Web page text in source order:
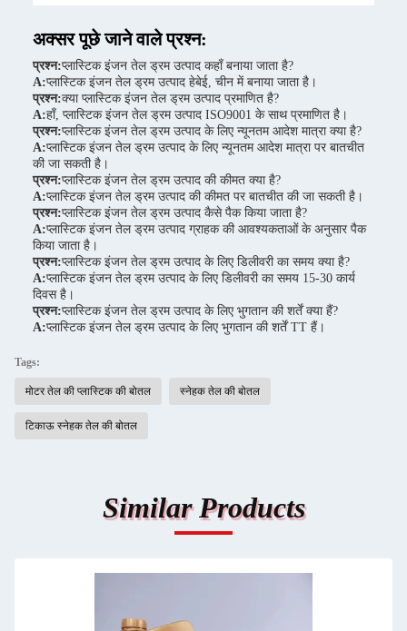
अक्सर पूछे जाने वाले प्रश्न:
प्रश्न:प्लास्टिक इंजन तेल ड्रम उत्पाद कहाँ बनाया जाता है?
A:प्लास्टिक इंजन तेल ड्रम उत्पाद हेबेई, चीन में बनाया जाता है।
प्रश्न:क्या प्लास्टिक इंजन तेल ड्रम उत्पाद प्रमाणित है?
A:हाँ, प्लास्टिक इंजन तेल ड्रम उत्पाद ISO9001 के साथ प्रमाणित है।
प्रश्न:प्लास्टिक इंजन तेल ड्रम उत्पाद के लिए न्यूनतम आदेश मात्रा क्या है?
A:प्लास्टिक इंजन तेल ड्रम उत्पाद के लिए न्यूनतम आदेश मात्रा पर बातचीत
की जा सकती है।
प्रश्न:प्लास्टिक इंजन तेल ड्रम उत्पाद की कीमत क्या है?
A:प्लास्टिक इंजन तेल ड्रम उत्पाद की कीमत पर बातचीत की जा सकती है।
प्रश्न:प्लास्टिक इंजन तेल ड्रम उत्पाद कैसे पैक किया जाता है?
A:प्लास्टिक इंजन तेल ड्रम उत्पाद ग्राहक की आवश्यकताओं के अनुसार पैक
किया जाता है।
प्रश्न:प्लास्टिक इंजन तेल ड्रम उत्पाद के लिए डिलीवरी का समय क्या है?
A:प्लास्टिक इंजन तेल ड्रम उत्पाद के लिए डिलीवरी का समय 15-30 कार्य
दिवस है।
प्रश्न:प्लास्टिक इंजन तेल ड्रम उत्पाद के लिए भुगतान की शर्तें क्या हैं?
A:प्लास्टिक इंजन तेल ड्रम उत्पाद के लिए भुगतान की शर्तें TT हैं।
Tags:
मोटर तेल की प्लास्टिक की बोतल स्नेहक तेल की बोतल
टिकाऊ स्नेहक तेल की बोतल
Similar Products